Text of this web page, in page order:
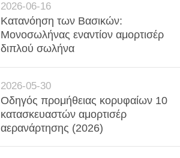
2026-06-16
Κατανόηση των Βασικών:
Μονοσωλήνας εναντίον αμορτισέρ
διπλού σωλήνα
2026-05-30
Οδηγός προμήθειας κορυφαίων 10
κατασκευαστών αμορτισέρ
αερανάρτησης (2026)